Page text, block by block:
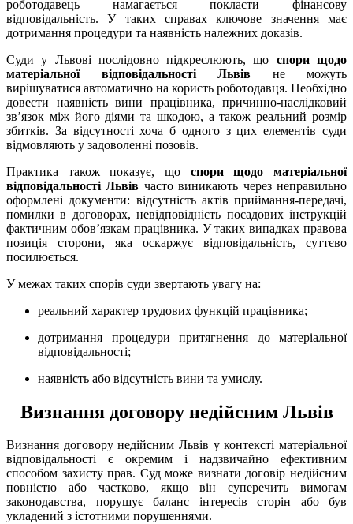
роботодавець намагається покласти фінансову
відповідальність. У таких справах ключове значення має
дотримання процедури та наявність належних доказів.
Суди у Львові послідовно підкреслюють, що спори щодо
матеріальної відповідальності Львів не можуть
вирішуватися автоматично на користь роботодавця. Необхідно
довести наявність вини працівника, причинно-наслідковий
зв’язок між його діями та шкодою, а також реальний розмір
збитків. За відсутності хоча б одного з цих елементів суди
відмовляють у задоволенні позовів.
Практика також показує, що спори щодо матеріальної
відповідальності Львів часто виникають через неправильно
оформлені документи: відсутність актів приймання-передачі,
помилки в договорах, невідповідність посадових інструкцій
фактичним обов’язкам працівника. У таких випадках правова
позиція сторони, яка оскаржує відповідальність, суттєво
посилюється.
У межах таких спорів суди звертають увагу на:
реальний характер трудових функцій працівника;
дотримання процедури притягнення до матеріальної
відповідальності;
наявність або відсутність вини та умислу.
Визнання договору недійсним Львів
Визнання договору недійсним Львів у контексті матеріальної
відповідальності є окремим і надзвичайно ефективним
способом захисту прав. Суд може визнати договір недійсним
повністю або частково, якщо він суперечить вимогам
законодавства, порушує баланс інтересів сторін або був
укладений з істотними порушеннями.